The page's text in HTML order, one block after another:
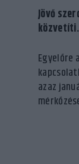
Jövő
közvetíti.
Egyelőre
azaz